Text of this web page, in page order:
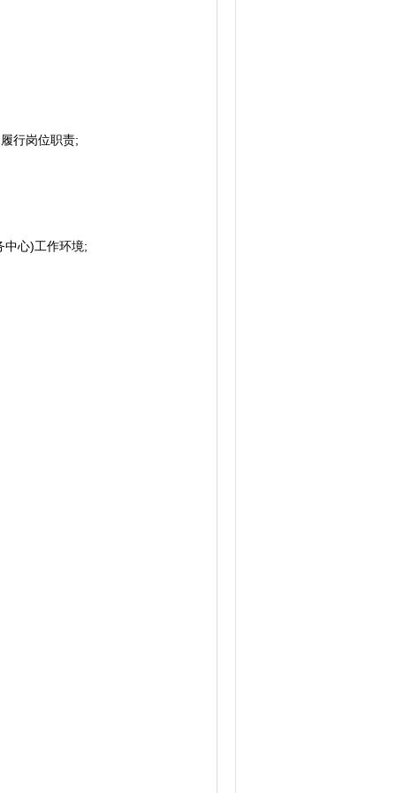
行岗位职责;
心)工作环境;